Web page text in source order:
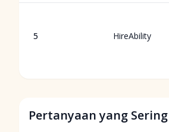
5 HireAbility
Pertanyaan yang